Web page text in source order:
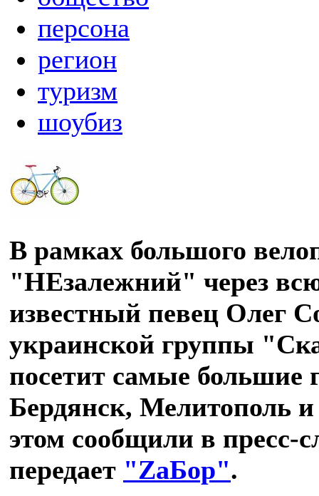
персона
регион
туризм
шоубиз
В рамках большого
"НЕзалежний" через
известный певец Олег
украинской группы
посетит самые большие
Бердянск, Мелитополь
этом сообщили в пресс-
передает "ZаБор".